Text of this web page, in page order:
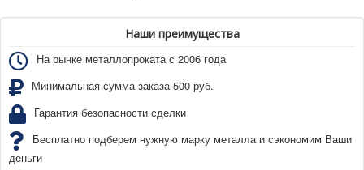
Наши преимущества
На рынке металлопроката с 2006 года
Минимальная сумма заказа 500 руб.
Гарантия безопасности сделки
Бесплатно подберем нужную марку металла и сэкономим Ваши
деньги